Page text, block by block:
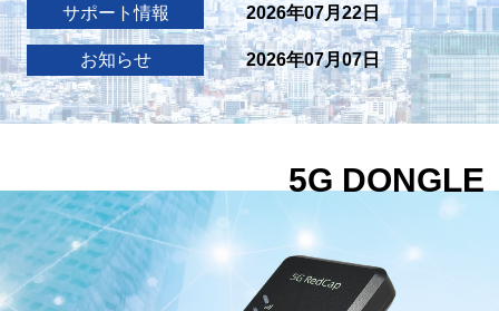
サポート情報 2026年07月22日
お知らせ 2026年07月07日
5G DONGLE